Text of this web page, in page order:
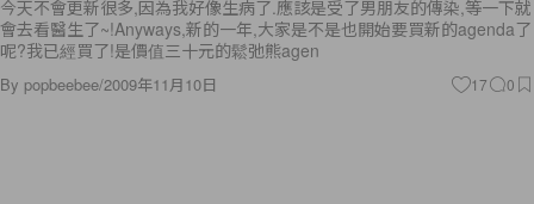
今天不會更新很多,因為我好像生病了.應該是受了男朋友的傳染,等一下就
會去看醫生了~!Anyways,新的一年,大家是不是也開始要買新的agenda了
呢?我已經買了!是價值三十元的鬆弛熊agen
By popbeebee/2009年11月10日 17 0